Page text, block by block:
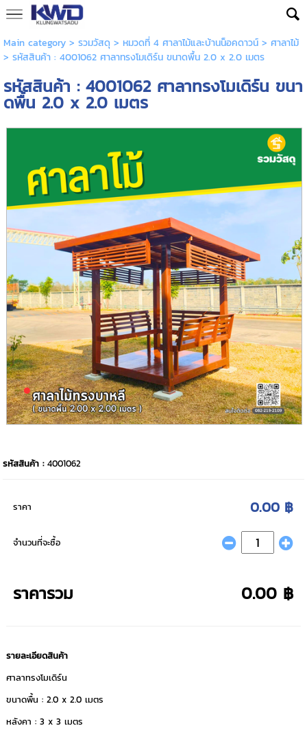
Main category> รวมวัสดุ > หมวดที่ 4 ศาลาไม้และบ้านน็อคดาวน์> ศาลาไม้
> รหัสสินค้า : 4001062 ศาลาทรงโมเดิร์น ขนาดพื้น 2.0 x 2.0 เมตร
รหัสสินค้า : 4001062 ศาลาทรงโมเดิร์น ขนา
ดพื้น 2.0 x 2.0 เมตร
รหัสสินค้า :4001062
ราคา 0.00 ฿
จำนวนที่จะซื้อ
ราคารวม 0.00 ฿
รายละเอียดสินค้า
ศาลาทรงโมเดิร์น
ขนาดพื้น : 2.0 x 2.0 เมตร
หลังคา : 3 x 3 เมตร